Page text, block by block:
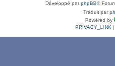
Développé parphpBB®
Traduit par
Powered by
PRIVACY_LINK |